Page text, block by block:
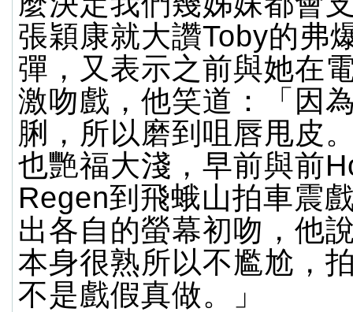
張穎康就大讚Toby的弗
彈，又表示之前與她在
激吻戲，他笑道：「因
脷，所以磨到咀唇甩皮
也艷福大淺，早前與前
Regen到飛蛾山拍車震
出各自的螢幕初吻，他
本身很熟所以不尷尬，
不是戲假真做。」